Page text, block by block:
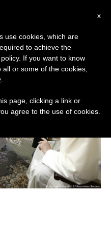
x
use cookies, which are
to achieve the
If you want to know
or some of the cookies,
page, clicking a link or
agree to the use of cookies.